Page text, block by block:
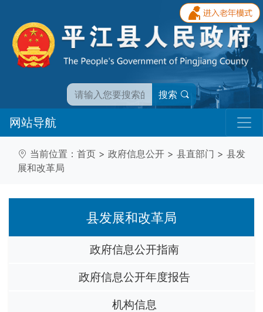
搜索
网站导航
当前位置： 首页 > 政府信息公开 > 县直部门 > 县发
展和改革局
县发展和改革局
政府信息公开指南
政府信息公开年度报告
机构信息